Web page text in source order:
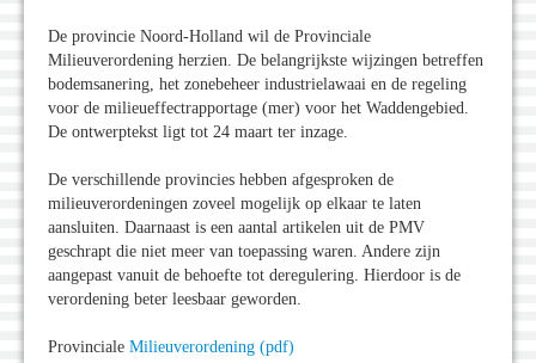
De provincie Noord-Holland wil de Provinciale
Milieuverordening herzien. De belangrijkste wijzingen betreffen
bodemsanering, het zonebeheer industrielawaai en de regeling
voor de milieueffectrapportage (mer) voor het Waddengebied.
De ontwerptekst ligt tot 24 maart ter inzage.
De verschillende provincies hebben afgesproken de
milieuverordeningen zoveel mogelijk op elkaar te laten
aansluiten. Daarnaast is een aantal artikelen uit de PMV
geschrapt die niet meer van toepassing waren. Andere zijn
aangepast vanuit de behoefte tot deregulering. Hierdoor is de
verordening beter leesbaar geworden.
Provinciale Milieuverordening (pdf)